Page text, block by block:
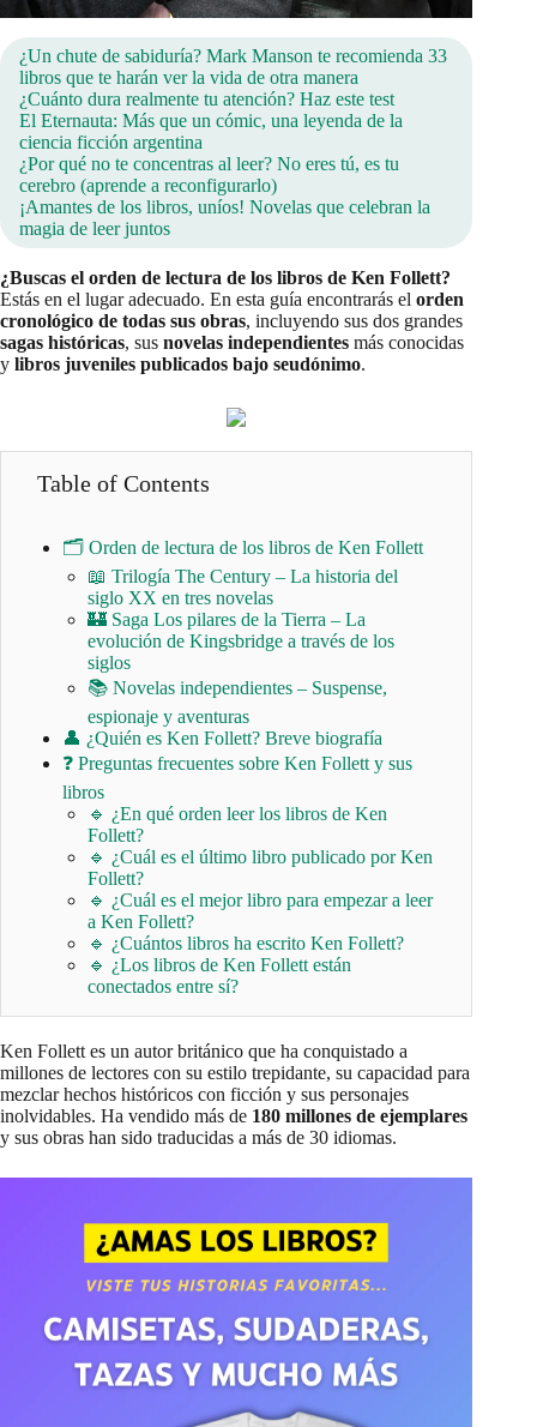
¿Un chute de sabiduría? Mark Manson te recomienda 33
libros que te harán ver la vida de otra manera
¿Cuánto dura realmente tu atención? Haz este test
El Eternauta: Más que un cómic, una leyenda de la
ciencia ficción argentina
¿Por qué no te concentras al leer? No eres tú, es tu
cerebro (aprende a reconfigurarlo)
¡Amantes de los libros, uníos! Novelas que celebran la
magia de leer juntos
¿Buscas el orden de lectura de los libros de Ken Follett?
Estás en el lugar adecuado. En esta guía encontrarás el orden
cronológico de todas sus obras, incluyendo sus dos grandes
sagas históricas, sus novelas independientes más conocidas
y libros juveniles publicados bajo seudónimo.
Table of Contents
🗂️ Orden de lectura de los libros de Ken Follett
📖 Trilogía The Century – La historia del
siglo XX en tres novelas
🏰 Saga Los pilares de la Tierra – La
evolución de Kingsbridge a través de los
siglos
📚 Novelas independientes – Suspense,
espionaje y aventuras
👤 ¿Quién es Ken Follett? Breve biografía
❓ Preguntas frecuentes sobre Ken Follett y sus
libros
🔹 ¿En qué orden leer los libros de Ken
Follett?
🔹 ¿Cuál es el último libro publicado por Ken
Follett?
🔹 ¿Cuál es el mejor libro para empezar a leer
a Ken Follett?
🔹 ¿Cuántos libros ha escrito Ken Follett?
🔹 ¿Los libros de Ken Follett están
conectados entre sí?
Ken Follett es un autor británico que ha conquistado a
millones de lectores con su estilo trepidante, su capacidad para
mezclar hechos históricos con ficción y sus personajes
inolvidables. Ha vendido más de 180 millones de ejemplares
y sus obras han sido traducidas a más de 30 idiomas.